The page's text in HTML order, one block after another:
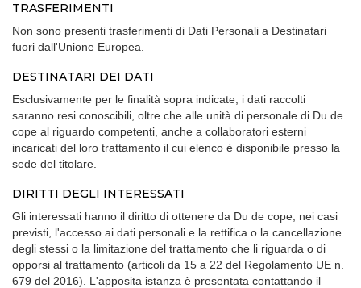
TRASFERIMENTI
Non sono presenti trasferimenti di Dati Personali a Destinatari
fuori dall'Unione Europea.
DESTINATARI DEI DATI
Esclusivamente per le finalità sopra indicate, i dati raccolti
saranno resi conoscibili, oltre che alle unità di personale di Du de
cope al riguardo competenti, anche a collaboratori esterni
incaricati del loro trattamento il cui elenco è disponibile presso la
sede del titolare.
DIRITTI DEGLI INTERESSATI
Gli interessati hanno il diritto di ottenere da Du de cope, nei casi
previsti, l'accesso ai dati personali e la rettifica o la cancellazione
degli stessi o la limitazione del trattamento che li riguarda o di
opporsi al trattamento (articoli da 15 a 22 del Regolamento UE n.
679 del 2016). L'apposita istanza è presentata contattando il